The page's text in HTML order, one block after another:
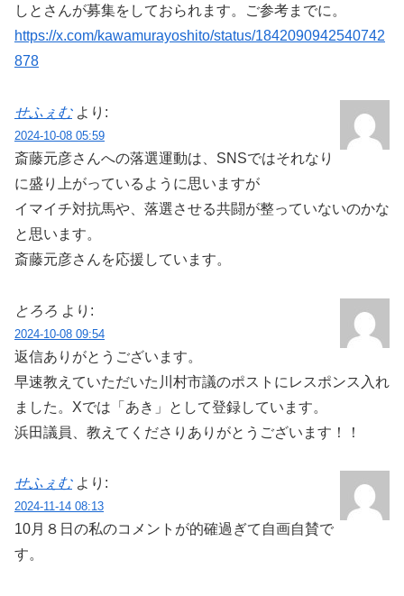
しとさんが募集をしておられます。ご参考までに。
https://x.com/kawamurayoshito/status/1842090942540742
878
せふぇむ より:
2024-10-08 05:59
斎藤元彦さんへの落選運動は、SNSではそれなり
に盛り上がっているように思いますが
イマイチ対抗馬や、落選させる共闘が整っていないのかな
と思います。
斎藤元彦さんを応援しています。
とろろ より:
2024-10-08 09:54
返信ありがとうございます。
早速教えていただいた川村市議のポストにレスポンス入れ
ました。Xでは「あき」として登録しています。
浜田議員、教えてくださりありがとうございます！！
せふぇむ より:
2024-11-14 08:13
10月８日の私のコメントが的確過ぎて自画自賛で
す。